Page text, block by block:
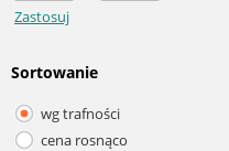
Zastosuj
Sortowanie
wg trafności
cena rosnąco